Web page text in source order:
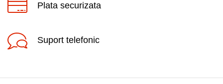
Plata securizata
Suport telefonic